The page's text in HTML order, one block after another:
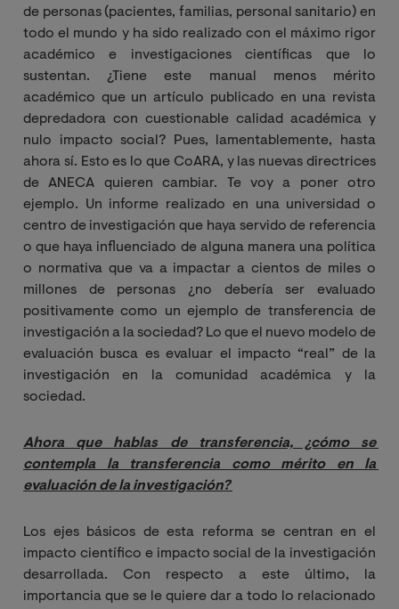
de personas (pacientes, familias, personal sanitario) en
todo el mundo y ha sido realizado con el máximo rigor
académico e investigaciones científicas que lo
sustentan. ¿Tiene este manual menos mérito
académico que un artículo publicado en una revista
depredadora con cuestionable calidad académica y
nulo impacto social? Pues, lamentablemente, hasta
ahora sí. Esto es lo que CoARA, y las nuevas directrices
de ANECA quieren cambiar. Te voy a poner otro
ejemplo. Un informe realizado en una universidad o
centro de investigación que haya servido de referencia
o que haya influenciado de alguna manera una política
o normativa que va a impactar a cientos de miles o
millones de personas ¿no debería ser evaluado
positivamente como un ejemplo de transferencia de
investigación a la sociedad? Lo que el nuevo modelo de
evaluación busca es evaluar el impacto “real” de la
investigación en la comunidad académica y la
sociedad.
Ahora que hablas de transferencia, ¿cómo se
contempla la transferencia como mérito en la
evaluación de la investigación?
Los ejes básicos de esta reforma se centran en el
impacto científico e impacto social de la investigación
desarrollada. Con respecto a este último, la
importancia que se le quiere dar a todo lo relacionado